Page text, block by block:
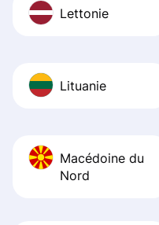
Lettonie
Lituanie
Macédoine du
Nord